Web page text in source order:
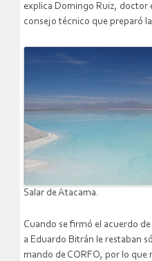
explica Domingo Ruiz, doctor
consejo técnico que preparó
Salar de Atacama.
Cuando se firmó el acuerdo
a Eduardo Bitrán le restaban
mando de CORFO, por lo